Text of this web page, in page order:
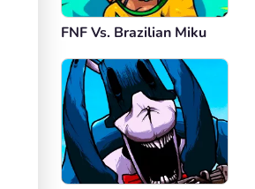
FNF Vs. Brazilian Miku